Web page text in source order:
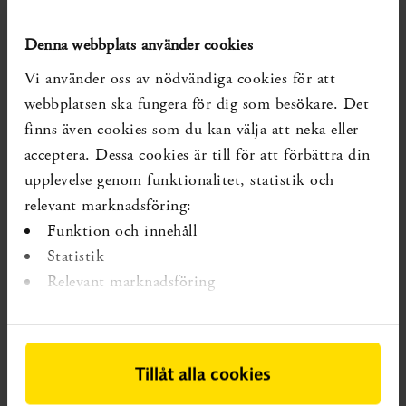
Denna webbplats använder cookies
Vi använder oss av nödvändiga cookies för att
webbplatsen ska fungera för dig som besökare. Det
finns även cookies som du kan välja att neka eller
acceptera. Dessa cookies är till för att förbättra din
upplevelse genom funktionalitet, statistik och
relevant marknadsföring:
Funktion och innehåll
Statistik
Relevant marknadsföring
Tillåt alla cookies
De kunskapsområden som denna kartläggning innefattar
är således diagnostik och behandling av hotande spontan
förtidsbörd, graviditetsrelaterad bäckensmärta och
intrahepatisk cholestas. Området hotande spontan
förtidsbörd har ytterligare begränsats till interventioner
som ges i det akuta skedet (dvs. inom de första två
dygnen efter klinisk bedömning) och som syftar till att
förlänga graviditeten, men inte profylaktiska
interventioner riktade mot barnet som syftar till att
förebygga komplikationer av en eventuell förtidig födsel.
kategoriserats av sakkunniga utifrån diagnostiska
metoder, behandlingsmetoder och utfall som är aktuella